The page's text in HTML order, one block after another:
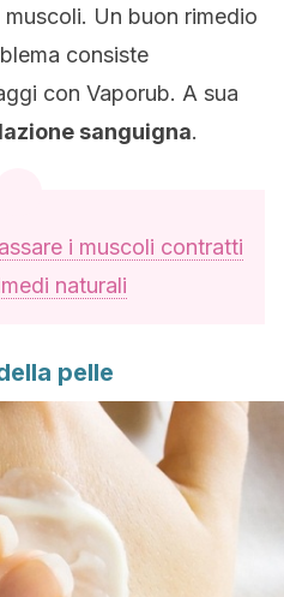
Un buon rimedio
consiste
con Vaporub. A sua
sanguigna.
i muscoli contratti
naturali
pelle